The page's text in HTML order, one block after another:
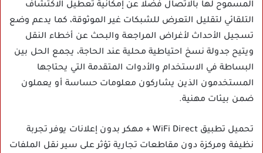
المسموح لها بالاتصال فضلا عن إمكانية تعطيل الاكتشاف
التلقائي لتقليل التعرض للشبكات غير الموثوقة، كما يدعم وضع
تسجيل الأحداث لأغراض المراجعة والبحث عن أخطاء النقل
ويتيح جدولة نسخ احتياطية محلية عند الحاجة، يجمع الحل بين
البساطة في الاستخدام والأدوات المتقدمة التي يحتاجها
المستخدمون الذين يشاركون معلومات حساسة أو يعملون
ضمن بيئات مهنية.
تحميل تطبيق WiFi Direct + مهكر بدون إعلانات يوفر تجربة
نظيفة ومركزة دون مقاطعات تجارية تؤثر على سير نقل الملفات